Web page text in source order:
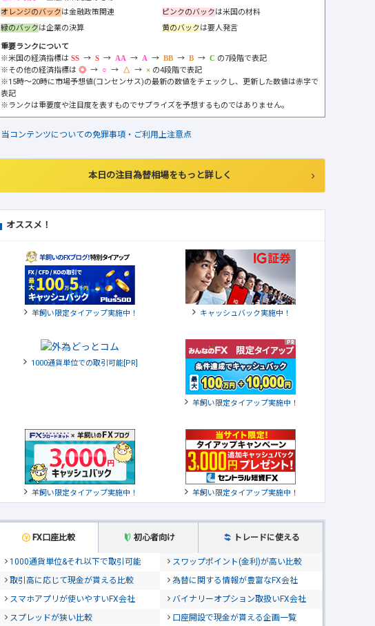
オレンジのバックは金融政策関連 ピンクのバックは米国の材料
緑のバックは企業の決算 黄のバックは要人発言
重要ランクについて
※米国の経済指標は
→ → → → → →
の7段階で表記
※その他の経済指標は
→ → →
の4段階で表記
※15時～20時に市場予想値(コンセンサス)の最新の数値をチェックし、更新した数値は赤字で
表記
※ランクは重要度や注目度を表すものでサプライズを予想するものではありません。
当コンテンツについての免罪事項・ご利用上注意点
本日の注目為替相場をもっと詳しく
オススメ！
羊飼い限定タイアップ実施中！ キャッシュバック実施中！
1000通貨単位での取引可能[PR]
羊飼い限定タイアップ実施中！
羊飼い限定タイアップ実施中！ 羊飼い限定タイアップ実施中！
FX口座比較 初心者向け トレードに使える
1000通貨単位&それ以下で取引可能
スワップポイント(金利)が高い比較
取引高に応じて現金が貰える比較
為替に関する情報が豊富なFX会社
スマホアプリが使いやすいFX会社
バイナリーオプション取扱いFX会社
スプレッドが狭い比較
口座開設で現金が貰える企画一覧